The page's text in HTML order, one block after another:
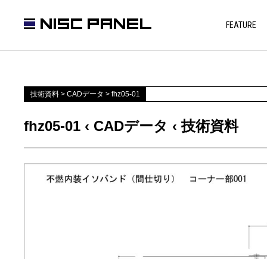
FEATURE
技術資料 > CADデータ > fhz05-01
fhz05-01 ‹ CADデータ ‹ 技術資料